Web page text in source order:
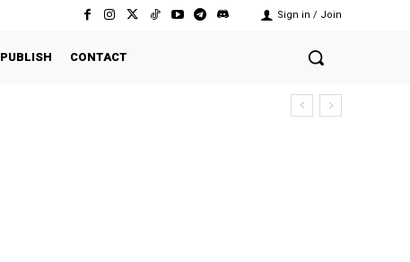
Sign in / Join
PUBLISH CONTACT